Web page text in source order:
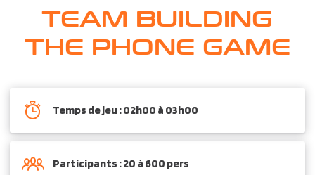
TEAM BUILDING
THE PHONE GAME
Temps de jeu : 02h00 à 03h00
Participants : 20 à 600 pers